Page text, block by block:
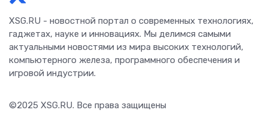
XSG.RU - новостной портал о современных технологиях,
гаджетах, науке и инновациях. Мы делимся самыми
актуальными новостями из мира высоких технологий,
компьютерного железа, программного обеспечения и
игровой индустрии.
©2025 XSG.RU. Все права защищены